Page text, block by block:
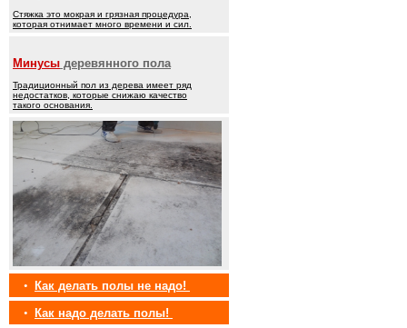
Стяжка это мокрая и грязная процедура,
которая отнимает много времени и сил.
Минусы деревянного пола
Традиционный пол из дерева имеет ряд
недостатков, которые снижаю качество
такого основания.
•
Как делать полы не надо!
•
Как надо делать полы!